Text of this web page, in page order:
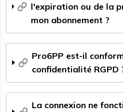
l'expiration ou de la
mon abonnement ?
Pro6PP est-il
confidentialité RGPD
La connexion ne